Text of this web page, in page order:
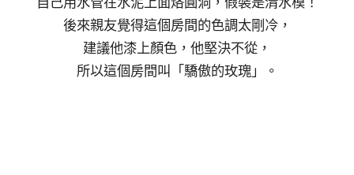
後來親友覺得這個房間的色調太剛冷，
建議他漆上顏色，他堅決不從，
所以這個房間叫「驕傲的玫瑰」。